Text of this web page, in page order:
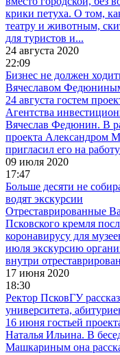
крики петуха. О том,
театру и животным,
для туристов и...
24 августа 2020
22:09
Бизнес не должен
Вячеславом
24 августа гостем
Агентства
Вячеслав Федюнин. В
проекта Александром
пригласил его на
09 июля 2020
17:47
Больше десяти не
водят экскурсии
Отреставрированные
Псковского кремля
коронавирусу для
июля экскурсию
внутри
17 июня 2020
18:30
Ректор ПсковГУ
университета,
16 июня гостьей
Наталья Ильина. В
Машкариным она